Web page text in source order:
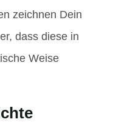
zeichnen Dein
dass diese in
Weise